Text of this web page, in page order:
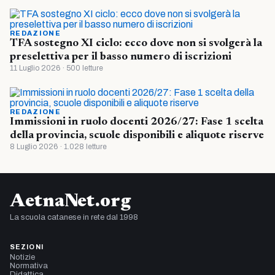
REDAZIONE
TFA sostegno XI ciclo: ecco dove non si svolgerà la
preselettiva per il basso numero di iscrizioni
11 Luglio 2026 · 500 letture
REDAZIONE
Immissioni in ruolo docenti 2026/27: Fase 1 scelta
della provincia, scuole disponibili e aliquote riserve
8 Luglio 2026 · 1.028 letture
AetnaNet.org
La scuola catanese in rete dal 1998
SEZIONI
Notizie
Normativa